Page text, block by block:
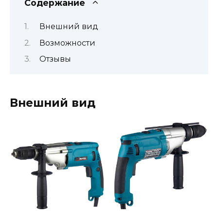
Содержание
Внешний вид
Возможности
Отзывы
Внешний вид